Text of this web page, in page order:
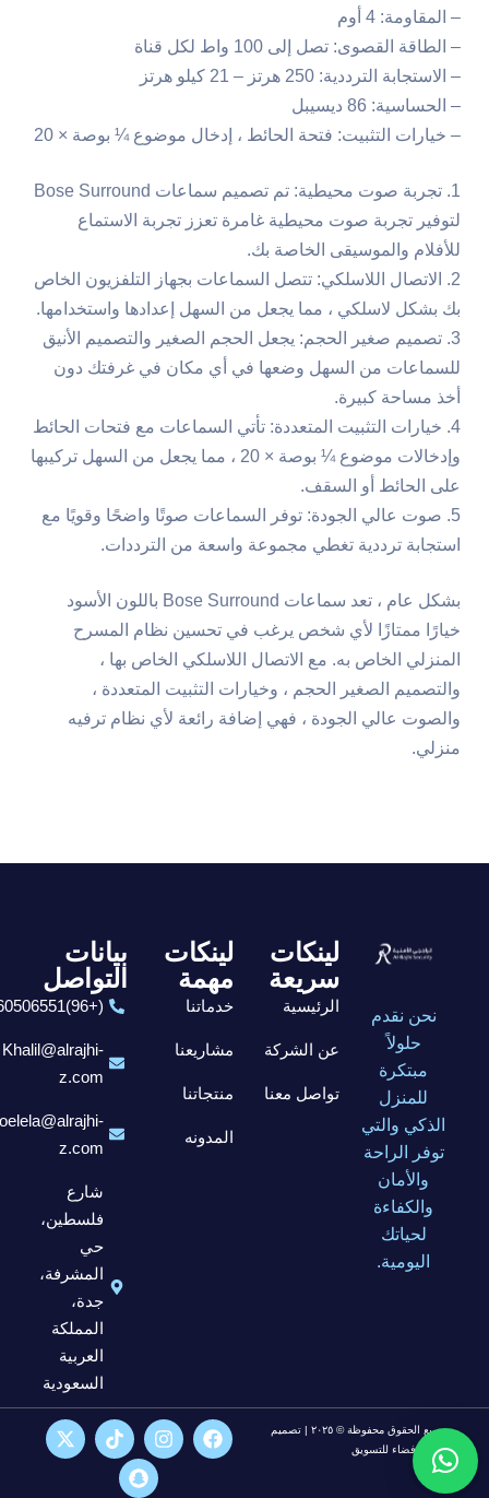
– المقاومة: 4 أوم
– الطاقة القصوى: تصل إلى 100 واط لكل قناة
– الاستجابة الترددية: 250 هرتز – 21 كيلو هرتز
– الحساسية: 86 ديسيبل
– خيارات التثبيت: فتحة الحائط ، إدخال موضوع ¼ بوصة × 20
1. تجربة صوت محيطية: تم تصميم سماعات Bose Surround
لتوفير تجربة صوت محيطية غامرة تعزز تجربة الاستماع
للأفلام والموسيقى الخاصة بك.
2. الاتصال اللاسلكي: تتصل السماعات بجهاز التلفزيون الخاص
بك بشكل لاسلكي ، مما يجعل من السهل إعدادها واستخدامها.
3. تصميم صغير الحجم: يجعل الحجم الصغير والتصميم الأنيق
للسماعات من السهل وضعها في أي مكان في غرفتك دون
أخذ مساحة كبيرة.
4. خيارات التثبيت المتعددة: تأتي السماعات مع فتحات الحائط
وإدخالات موضوع ¼ بوصة × 20 ، مما يجعل من السهل تركيبها
على الحائط أو السقف.
5. صوت عالي الجودة: توفر السماعات صوتًا واضحًا وقويًا مع
استجابة ترددية تغطي مجموعة واسعة من الترددات.
بشكل عام ، تعد سماعات Bose Surround باللون الأسود
خيارًا ممتازًا لأي شخص يرغب في تحسين نظام المسرح
المنزلي الخاص به. مع الاتصال اللاسلكي الخاص بها ،
والتصميم الصغير الحجم ، وخيارات التثبيت المتعددة ،
والصوت عالي الجودة ، فهي إضافة رائعة لأي نظام ترفيه
منزلي.
نحن نقدم
حلولاً
مبتكرة
للمنزل
الذكي والتي
توفر الراحة
والأمان
والكفاءة
لحياتك
اليومية.
لينكات
سريعة
الرئيسية
عن الشركة
تواصل معنا
لينكات
مهمة
خدماتنا
مشاريعنا
منتجاتنا
المدونه
بيانات
التواصل
(+96)6560506551
Khalil@alrajhi-
z.com
z.com
شارع
فلسطين،
حي
المشرفة،
جدة،
المملكة
العربية
السعودية
جميع الحقوق محفوظة © ٢٠٢٥ | تصميم
شركة فضاء للتسويق